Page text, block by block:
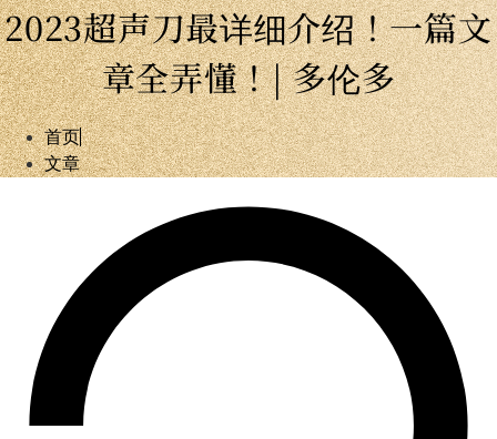
2023超声刀最详细介绍！一篇文
章全弄懂！| 多伦多
首页
文章